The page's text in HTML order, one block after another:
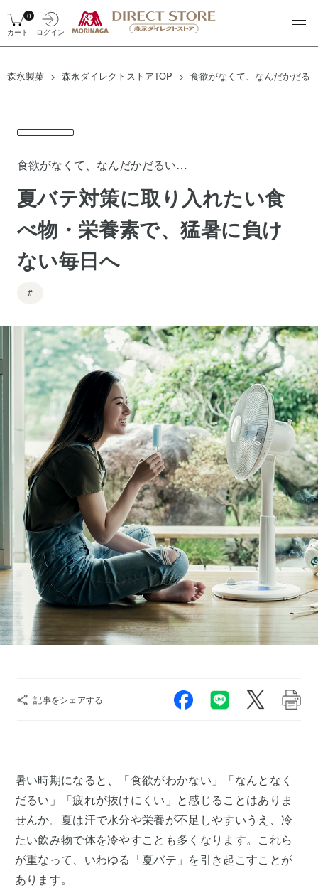
ログイン
0
カート
森永製菓 森永ダイレクトストアTOP 食欲がなくて、なんだかだる
食欲がなくて、なんだかだるい…
夏バテ対策に取り入れたい食
べ物・栄養素で、猛暑に負け
ない毎日へ
記事をシェアする
暑い時期になると、「食欲がわかない」「なんとなく
だるい」「疲れが抜けにくい」と感じることはありま
せんか。夏は汗で水分や栄養が不足しやすいうえ、冷
たい飲み物で体を冷やすことも多くなります。これら
が重なって、いわゆる「夏バテ」を引き起こすことが
あります。